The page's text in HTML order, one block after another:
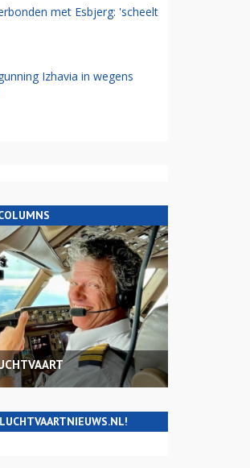
met Esbjerg: 'scheelt
Izhavia in wegens